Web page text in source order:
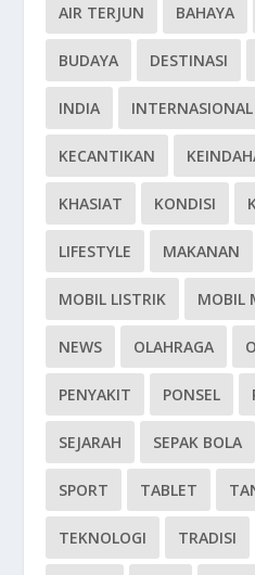
AIR TERJUN BAHAYA
BUDAYA DESTINASI
INDIA INTERNASIONAL
KECANTIKAN
KHASIAT KONDISI
LIFESTYLE MAKANAN
MOBIL LISTRIK MOBIL
NEWS OLAHRAGA
PENYAKIT PONSEL
SEJARAH SEPAK BOLA
SPORT TABLET
TEKNOLOGI TRADISI